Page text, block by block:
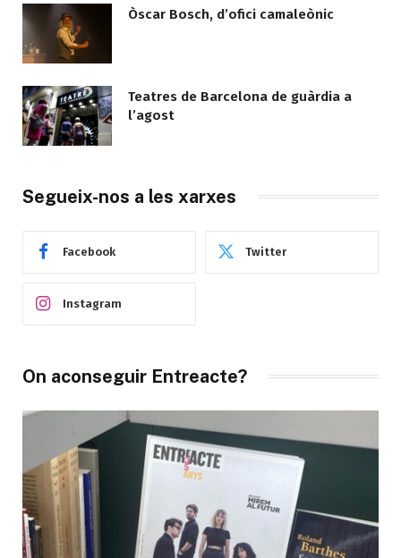
Òscar Bosch, d’ofici camaleònic
Teatres de Barcelona de guàrdia a
l’agost
Segueix-nos a les xarxes
Facebook Twitter
Instagram
On aconseguir Entreacte?